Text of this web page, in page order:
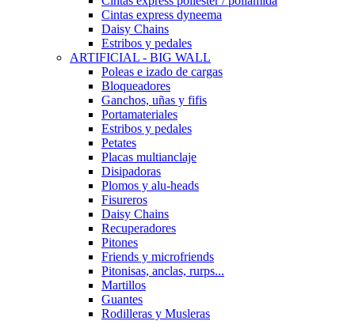
Cintas express dyneema
Daisy Chains
Estribos y pedales
ARTIFICIAL - BIG WALL
Poleas e izado de cargas
Bloqueadores
Ganchos, uñas y fifis
Portamateriales
Estribos y pedales
Petates
Placas multianclaje
Disipadoras
Plomos y alu-heads
Fisureros
Daisy Chains
Recuperadores
Pitones
Friends y microfriends
Pitonisas, anclas, rurps...
Martillos
Guantes
Rodilleras y Musleras